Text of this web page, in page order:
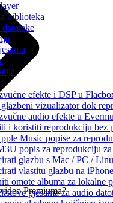
biblioteka
efekte i DSP u
vizualizator dok
audio efekte u
i koristiti reprodukciju bez
Music popise za
popis za reprodukciju
glazbu s Mac / PC /
vlastitu glazbu na
omote albuma za lokalne
pjesama za audio
Premiuma?